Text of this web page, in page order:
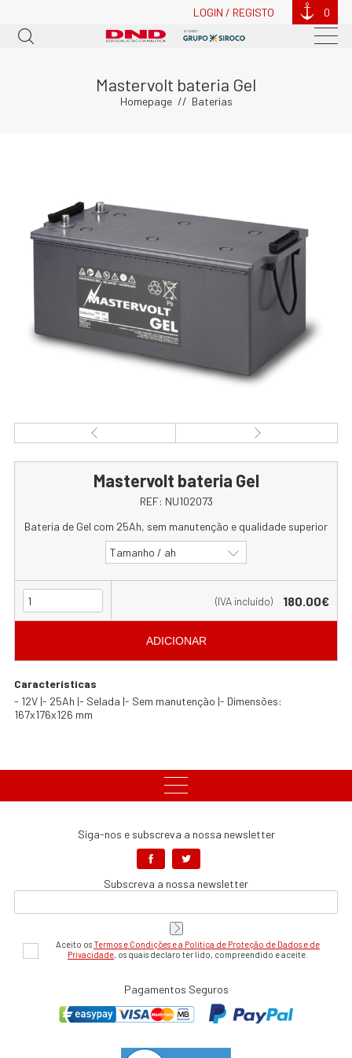
LOGIN / REGISTO 0
Mastervolt bateria Gel
Homepage Baterias
Mastervolt bateria Gel
REF: NU102073
Bateria de Gel com 25Ah, sem manutenção e qualidade superior
Tamanho / ah
(IVA incluído) 180.00€
ADICIONAR
Características
- 12V |- 25Ah |- Selada |- Sem manutenção |- Dimensões:
167x176x126 mm
Siga-nos e subscreva a nossa newsletter
Subscreva a nossa newsletter
Aceito osTermos e Condições e a Política de Proteção de Dados e de
Privacidade , os quais declaro ter lido, compreendido e aceite.
Pagamentos Seguros